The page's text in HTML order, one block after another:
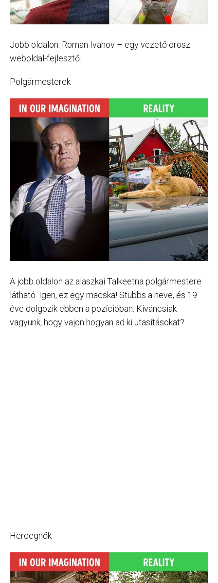
Jobb oldalon: Roman Ivanov – egy vezető orosz
weboldal-fejlesztő.
Polgármesterek
A jobb oldalon az alaszkai Talkeetna polgármestere
látható. Igen, ez egy macska! Stubbs a neve, és 19
éve dolgozik ebben a pozícióban. Kíváncsiak
vagyunk, hogy vajon hogyan ad ki utasításokat?
Hercegnők